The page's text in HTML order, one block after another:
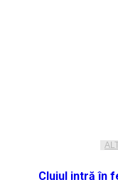
Clujul intră în